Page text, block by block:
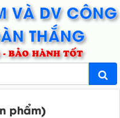
VÀ DV CÔNG
THẮNG
BẢO HÀNH TỐT
phẩm)